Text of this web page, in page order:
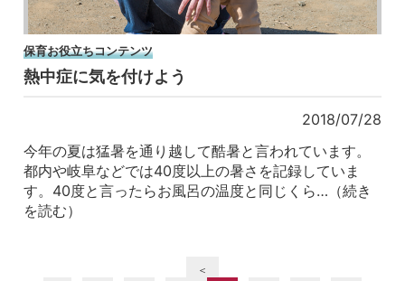
保育お役立ちコンテンツ
熱中症に気を付けよう
2018/07/28
今年の夏は猛暑を通り越して酷暑と言われています。
都内や岐阜などでは40度以上の暑さを記録していま
す。40度と言ったらお風呂の温度と同じくら…（続き
を読む）
＜